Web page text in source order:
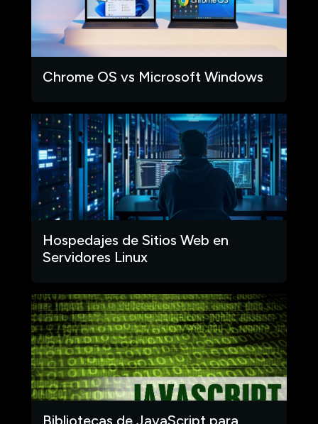
Chrome OS vs Microsoft Windows
Hospedajes de Sitios Web en
Servidores Linux
Bibliotecas de JavaScript para